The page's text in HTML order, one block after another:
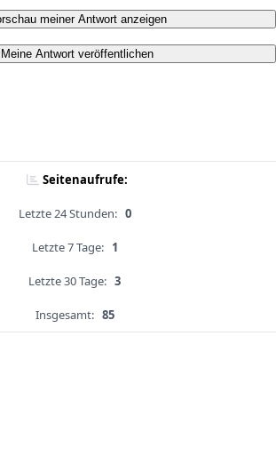
meiner Antwort anzeigen
Meine Antwort veröffentlichen
Seitenaufrufe:
Letzte 24 Stunden: 0
Letzte 7 Tage: 1
Letzte 30 Tage: 3
Insgesamt: 85